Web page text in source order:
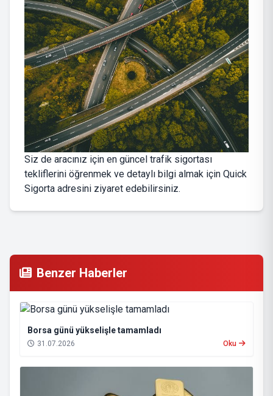
Siz de aracınız için en güncel trafik sigortası
tekliflerini öğrenmek ve detaylı bilgi almak için Quick
Sigorta adresini ziyaret edebilirsiniz.
Benzer Haberler
Borsa günü yükselişle tamamladı
31.07.2026 Oku